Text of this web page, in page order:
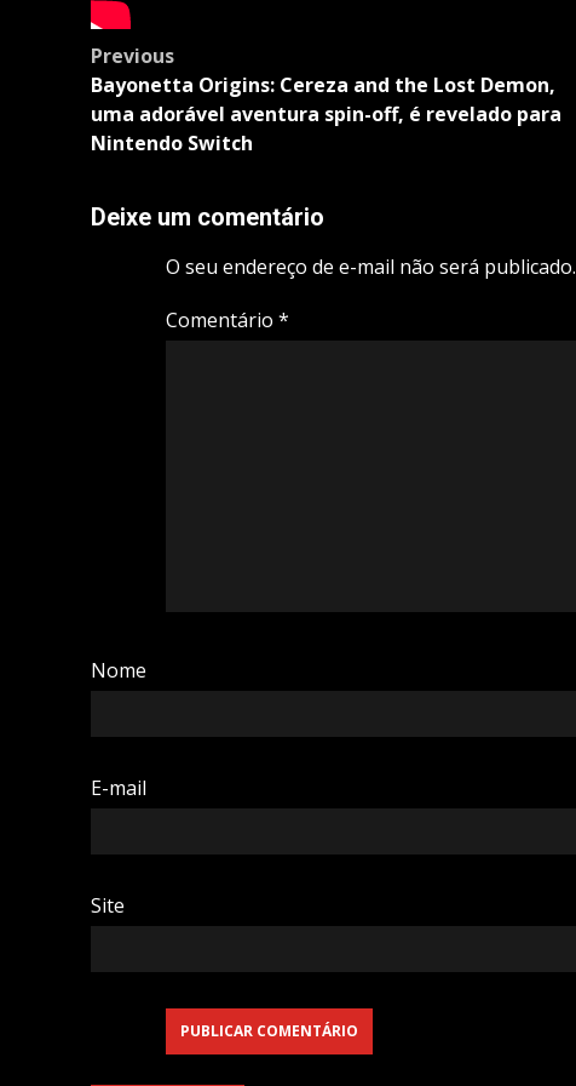
Post
navigation
Previous
Bayonetta Origins: Cereza and the Lost Demon,
uma adorável aventura spin-off, é revelado para
Nintendo Switch
Deixe um comentário
O seu endereço de e-mail não será publicado.
Comentário *
Nome
E-mail
Site